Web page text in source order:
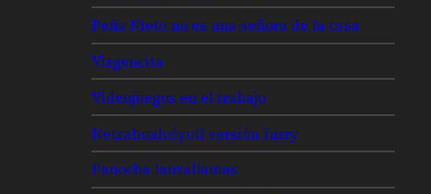
Peña Nieto no es una señora de la casa
Virgencita
Videojuegos en el trabajo
Netzahualcóyotl versión furry
Panocha lanzallamas